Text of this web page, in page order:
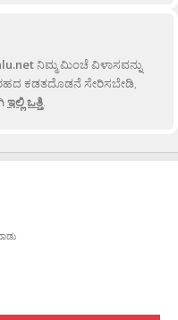
ನಿಮ್ಮ ಮಿಂಚೆ ವಿಳಾಸವನ್ನು
ಬರಹದ ಕಡತದೊಡನೆ ಸೇರಿಸಬೇಡಿ,
ಇಲ್ಲಿ ಒತ್ತಿ.